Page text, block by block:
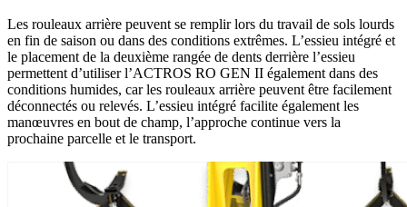
Les rouleaux arrière peuvent se remplir lors du travail de sols lourds
en fin de saison ou dans des conditions extrêmes. L’essieu intégré et
le placement de la deuxième rangée de dents derrière l’essieu
permettent d’utiliser l’ACTROS RO GEN II également dans des
conditions humides, car les rouleaux arrière peuvent être facilement
déconnectés ou relevés. L’essieu intégré facilite également les
manœuvres en bout de champ, l’approche continue vers la
prochaine parcelle et le transport.